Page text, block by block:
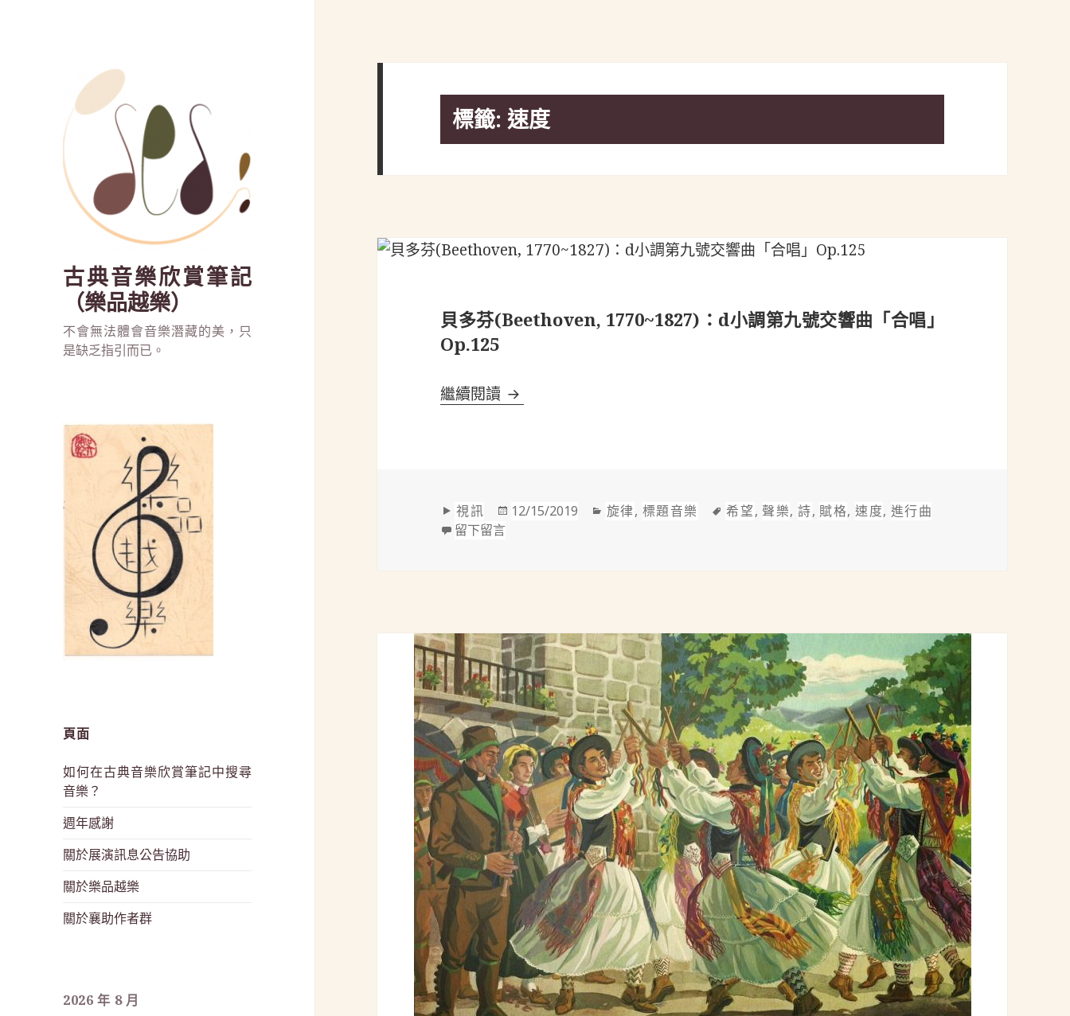
古典音樂欣賞筆記
（樂品越樂）
不會無法體會音樂潛藏的美，只
是缺乏指引而已。
頁面
如何在古典音樂欣賞筆記中搜尋
音樂？
週年感謝
關於展演訊息公告協助
關於樂品越樂
關於襄助作者群
2026 年 8 月
標籤:速度
貝多芬(Beethoven, 1770~1827)：d小調第九號交響曲「合唱」
Op.125
繼續閱讀 貝多芬(Beethoven, 1770~1827)：d小調第九號交響曲「合唱」Op.125
格
式
視訊
發
12/15/2019
分
旋律, 標題音樂
標
希望, 聲樂,詩, 賦格,速度, 進行曲
留下留言在 貝多芬(Beethoven, 1770~1827)：d小調第九號交響曲「合唱」Op.125